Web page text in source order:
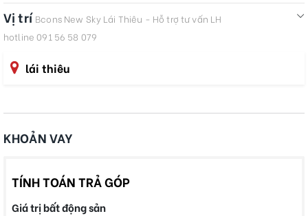
Vị trí Bcons New Sky Lái Thiêu - Hỗ trợ tư vấn LH
hotline 091 56 58 079
lái thiêu
KHOẢN VAY
TÍNH TOÁN TRẢ GÓP
Giá trị bất động sản